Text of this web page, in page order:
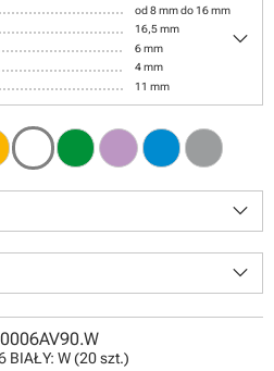
od 8 mm do 16 mm
16,5 mm
6 mm
4 mm
11 mm
keyboard_arrow_down
keyboard_arrow_down
keyboard_arrow_down
BIAŁY: W (20 szt.)